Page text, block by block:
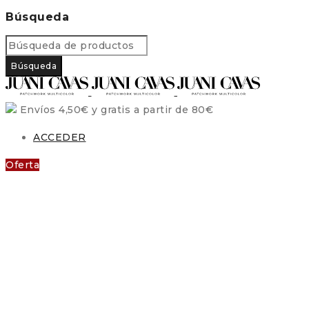
Búsqueda
Envíos 4,50€ y gratis a partir de 80€
ACCEDER
Oferta